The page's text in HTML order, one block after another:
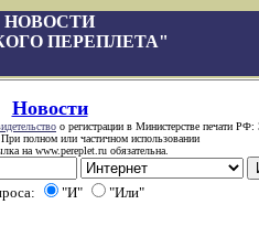
НОВОСТИ
ПЕРЕПЛЕТА"
Новости
о регистрации в Министерстве печати
полном или частичном использовании
на www.pereplet.ru обязательна.
"И" "Или"